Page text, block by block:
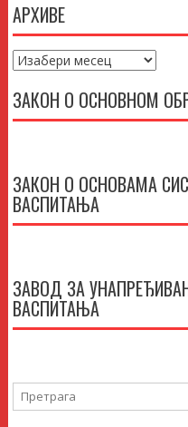
АРХИВЕ
Архиве
ЗАКОН О ОСНОВНОМ
ЗАКОН О ОСНОВАМА
ВАСПИТАЊА
ЗАВОД ЗА
ВАСПИТАЊА